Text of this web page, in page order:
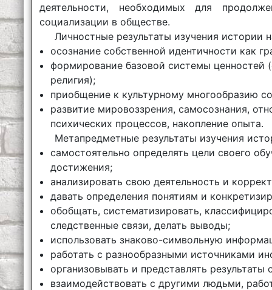
деятельности, необходимых для
социализации в обществе.
Личностные результаты изучения истории
осознание собственной идентичности как
формирование базовой системы ценностей
религия);
приобщение к культурному многообразию
развитие мировоззрения, самосознания,
психических процессов, накопление опыта.
Метапредметные результаты изучения
самостоятельно определять цели своего
достижения;
анализировать свою деятельность и
давать определения понятиям и
обобщать, систематизировать,
следственные связи, делать выводы;
использовать знаково-символьную
работать с разнообразными источниками
организовывать и представлять результаты
взаимодействовать с другими людьми,